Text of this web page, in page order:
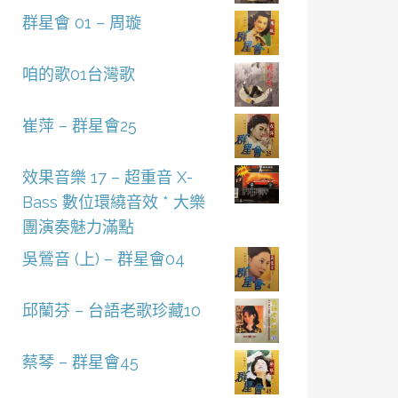
群星會 01 – 周璇
咱的歌01台灣歌
崔萍 – 群星會25
效果音樂 17 – 超重音 X-
Bass 數位環繞音效 * 大樂
團演奏魅力滿點
吳鶯音 (上) – 群星會04
邱蘭芬 – 台語老歌珍藏10
蔡琴 – 群星會45